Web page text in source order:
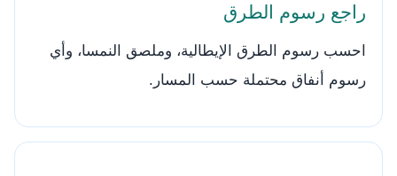
راجع رسوم الطرق
احسب رسوم الطرق الإيطالية، وملصق النمسا، وأي
رسوم أنفاق محتملة حسب المسار.